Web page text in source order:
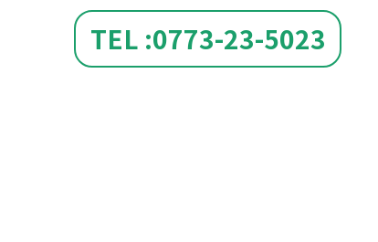
TEL :0773-23-5023